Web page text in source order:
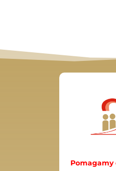
Pomagamy